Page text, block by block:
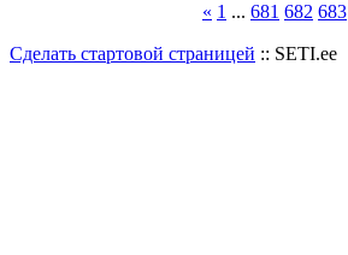
« 1 ... 681 682 683
Сделать стартовой страницей :: SETI.ee